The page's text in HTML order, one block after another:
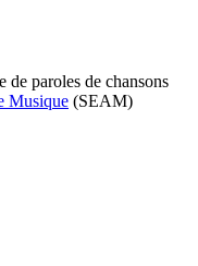
de paroles de chansons
Musique (SEAM)